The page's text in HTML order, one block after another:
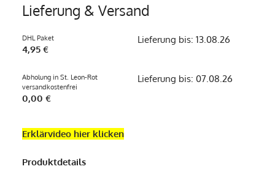
Lieferung & Versand
DHL Paket
4,95 €
Lieferung bis: 13.08.26
Abholung in St. Leon-Rot
versandkostenfrei
0,00 €
Lieferung bis: 07.08.26
Erklärvideo hier klicken
Produktdetails